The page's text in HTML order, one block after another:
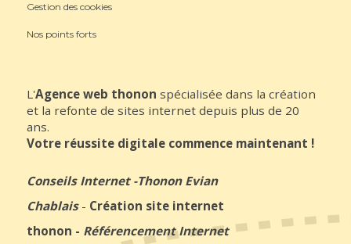
Gestion des cookies
Nos points forts
L'Agence web thonon spécialisée dans la création
et la refonte de sites internet depuis plus de 20
ans.
Votre réussite digitale commence maintenant !
Conseils Internet-Thonon Evian
Chablais- Création site internet
thonon - Référencement Internet